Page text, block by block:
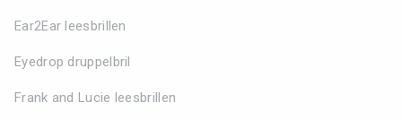
Ear2Ear leesbrillen
Eyedrop druppelbril
Frank and Lucie leesbrillen